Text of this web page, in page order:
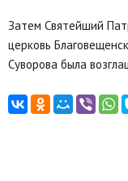
Затем Святейший
церковь
Суворова была